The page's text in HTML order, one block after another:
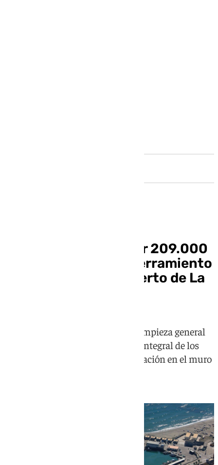
La Junta adjudica por 209.000
euros las obras del cerramiento
del varadero en el puerto de La
La intervención contempla una limpieza general
de todo el soporte y la reparación integral de los
daños provocados por la carbonatación en el muro